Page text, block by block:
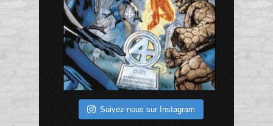
Suivez-nous sur Instagram